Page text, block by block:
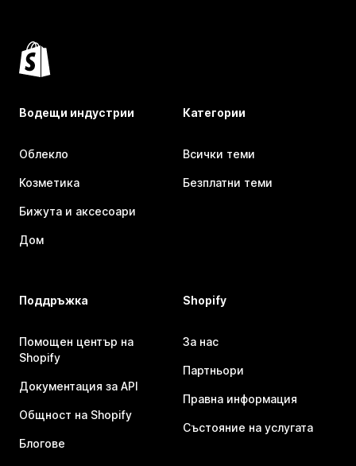
Водещи индустрии
Облекло
Козметика
Бижута и аксесоари
Дом
Категории
Всички теми
Безплатни теми
Поддръжка
Помощен център на
Shopify
Документация за API
Общност на Shopify
Блогове
Shopify
За нас
Партньори
Правна информация
Състояние на услугата